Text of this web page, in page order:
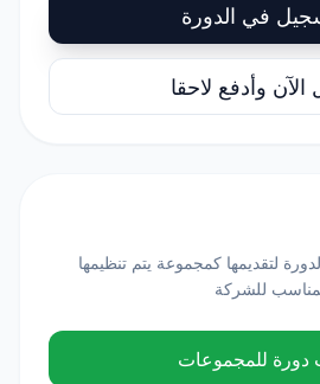
في الدورة
وأدفع لاحقا
لتقديمها كمجموعة يتم تنظيمها
للشركة
للمجموعات